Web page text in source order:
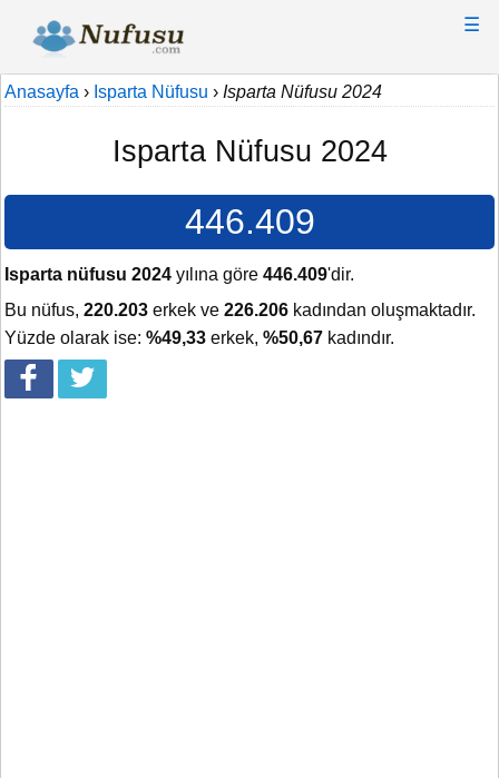
☰
Anasayfa › Isparta Nüfusu › Isparta Nüfusu 2024
Isparta Nüfusu 2024
446.409
Isparta nüfusu 2024 yılına göre 446.409'dir.
Bu nüfus, 220.203 erkek ve 226.206 kadından oluşmaktadır.
Yüzde olarak ise: %49,33 erkek, %50,67 kadındır.